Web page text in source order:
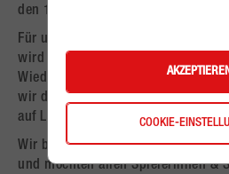
den 16. Jänner 2021.
Für unsere
wird im Hintergrund an allen
Wiederaufnahme um "jeden
wir die Entwicklungen der
auf Lockerungen der Regierung
Wir blicken in freudiger Erwartung
und möchten allen Spielerinnen &
COOKIE-